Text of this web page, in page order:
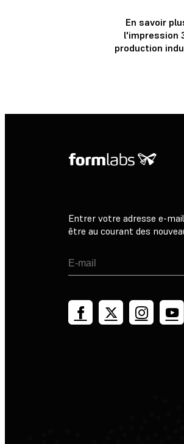
En savoir
l'impression
production
Entrer votre adresse e-
être au courant des